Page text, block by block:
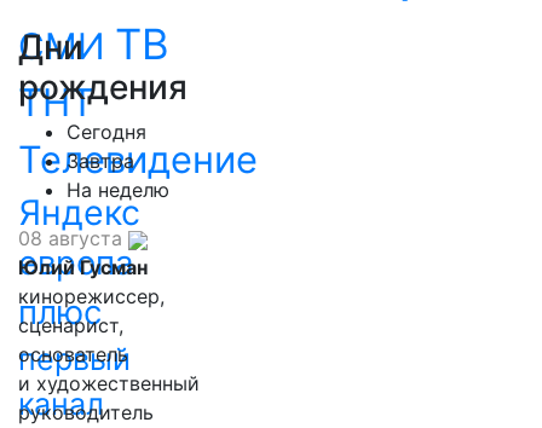
СМИ ТВ
ТНТ
Телевидение
Яндекс
европа
плюс
первый
канал
Дни
рождения
Сегодня
Завтра
На неделю
08 августа
Юлий Гусман
кинорежиссер,
сценарист,
основатель
и художественный
руководитель